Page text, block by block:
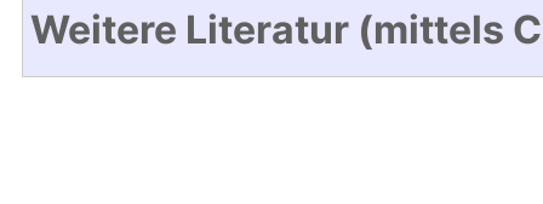
Weitere Literatur (mittels